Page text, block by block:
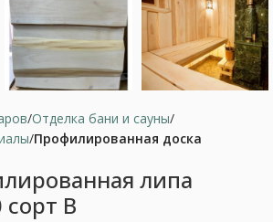
Отделка бани и сауны
Профилированная доска
липа
В